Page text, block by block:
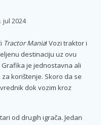
jul 2024
Tractor Mania! Vozi traktor i
destinaciju uz ovu
je jednostavna ali
korištenje. Skoro da se
dok vozim kroz
od drugih igrača. Jedan